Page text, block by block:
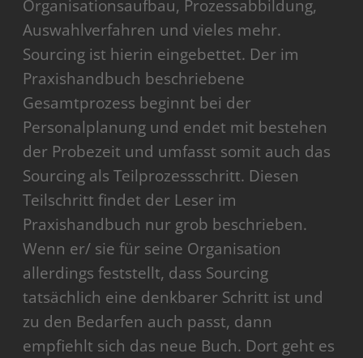
Organisationsaufbau, Prozessabbildung,
Auswahlverfahren und vieles mehr.
Sourcing ist hierin eingebettet. Der im
Praxishandbuch beschriebene
Gesamtprozess beginnt bei der
Personalplanung und endet mit bestehen
der Probezeit und umfasst somit auch das
Sourcing als Teilprozessschritt. Diesen
Teilschritt findet der Leser im
Praxishandbuch nur grob beschrieben.
Wenn er/ sie für seine Organisation
allerdings feststellt, dass Sourcing
tatsächlich eine denkbarer Schritt ist und
zu den Bedarfen auch passt, dann
empfiehlt sich das neue Buch. Dort geht es